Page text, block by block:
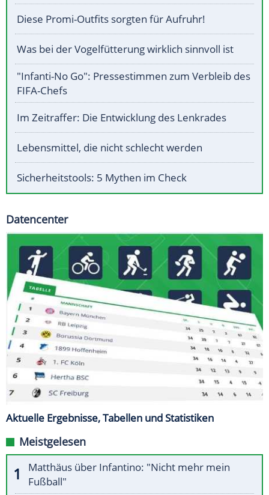
Diese Promi-Outfits sorgten für Aufruhr!
Was bei der Vogelfütterung wirklich sinnvoll ist
"Infanti-No Go": Pressestimmen zum Verbleib des
FIFA-Chefs
Im Zeitraffer: Die Entwicklung des Lenkrades
Lebensmittel, die nicht schlecht werden
Sicherheitstools: 5 Mythen im Check
Datencenter
Aktuelle Ergebnisse, Tabellen und Statistiken
Meistgelesen
Matthäus über Infantino: "Nicht mehr mein
Fußball"